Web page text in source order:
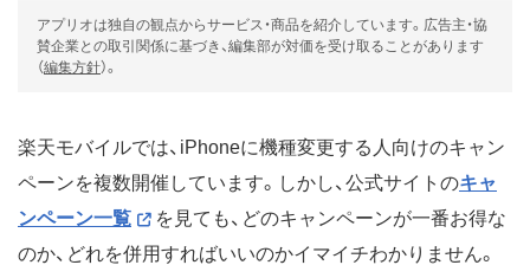
アプリオは独自の観点からサービス・商品を紹介しています。広告主・協
賛企業との取引関係に基づき、編集部が対価を受け取ることがあります
（編集方針）。
楽天モバイルでは、iPhoneに機種変更する人向けのキャン
ペーンを複数開催しています。しかし、公式サイトのキャ
ンペーン一覧
を見ても、どのキャンペーンが一番お得な
のか、どれを併用すればいいのかイマイチわかりません。